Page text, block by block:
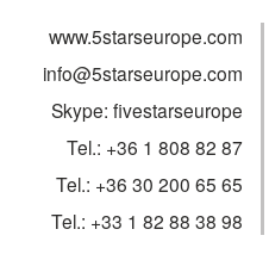
www.5starseurope.com
info@5starseurope.com
Skype: fivestarseurope
Tel.: +36 1 808 82 87
Tel.: +36 30 200 65 65
Tel.: +33 1 82 88 38 98